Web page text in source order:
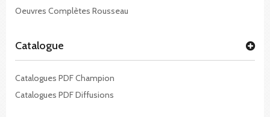
Oeuvres Complètes Rousseau
Catalogue
Catalogues PDF Champion
Catalogues PDF Diffusions